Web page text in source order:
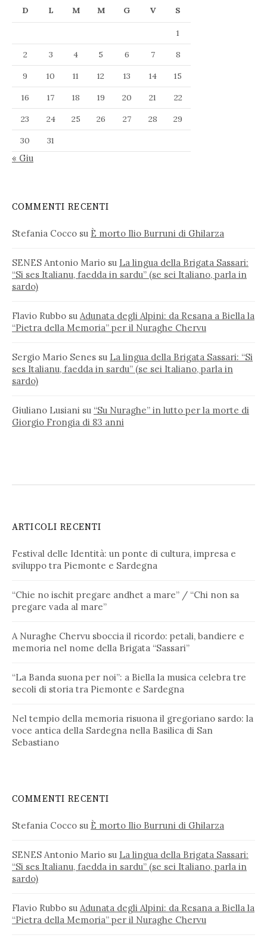
D L M M G V S
1
2
3 4 5 6 7
8
9
10 11 12 13 14
15
16
17 18 19 20 21
22
23
24 25 26 27 28
29
30
31
« Giu
COMMENTI RECENTI
Stefania Cocco su È morto Ilio Burruni di Ghilarza
SENES Antonio Mario su La lingua della Brigata Sassari:
“Si ses Italianu, faedda in sardu” (se sei Italiano, parla in
sardo)
Flavio Rubbo su Adunata degli Alpini: da Resana a Biella la
“Pietra della Memoria” per il Nuraghe Chervu
Sergio Mario Senes su La lingua della Brigata Sassari: “Si
ses Italianu, faedda in sardu” (se sei Italiano, parla in
sardo)
Giuliano Lusiani su “Su Nuraghe” in lutto per la morte di
Giorgio Frongia di 83 anni
ARTICOLI RECENTI
Festival delle Identità: un ponte di cultura, impresa e
sviluppo tra Piemonte e Sardegna
“Chie no ischit pregare andhet a mare” / “Chi non sa
pregare vada al mare”
A Nuraghe Chervu sboccia il ricordo: petali, bandiere e
memoria nel nome della Brigata “Sassari”
“La Banda suona per noi”: a Biella la musica celebra tre
secoli di storia tra Piemonte e Sardegna
Nel tempio della memoria risuona il gregoriano sardo: la
voce antica della Sardegna nella Basilica di San
Sebastiano
COMMENTI RECENTI
Stefania Cocco su È morto Ilio Burruni di Ghilarza
SENES Antonio Mario su La lingua della Brigata Sassari:
“Si ses Italianu, faedda in sardu” (se sei Italiano, parla in
sardo)
Flavio Rubbo su Adunata degli Alpini: da Resana a Biella la
“Pietra della Memoria” per il Nuraghe Chervu